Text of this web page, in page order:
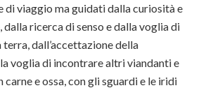
di viaggio ma guidati dalla curiosità e
dalla ricerca di senso e dalla voglia di
dall’accettazione della
voglia di incontrare altri viandanti e
e ossa, con gli sguardi e le iridi